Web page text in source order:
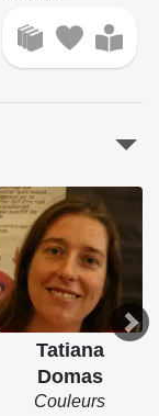
Tatiana
Domas
Couleurs